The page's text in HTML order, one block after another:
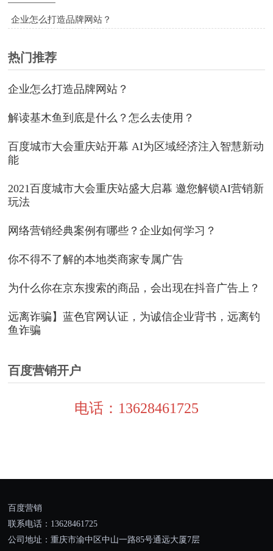
企业怎么打造品牌网站？
热门推荐
企业怎么打造品牌网站？
解读基木鱼到底是什么？怎么去使用？
百度城市大会重庆站开幕 AI为区域经济注入智慧新动
能
2021百度城市大会重庆站盛大启幕 邀您解锁AI营销新
玩法
网络营销经典案例有哪些？企业如何学习？
你不得不了解的本地类商家专属广告
为什么你在京东搜索的商品，会出现在抖音广告上？
远离诈骗】蓝色官网认证，为诚信企业背书，远离钓
鱼诈骗
百度营销开户
电话：13628461725
百度营销
联系电话：13628461725
公司地址：重庆市渝中区中山一路85号通远大厦7层